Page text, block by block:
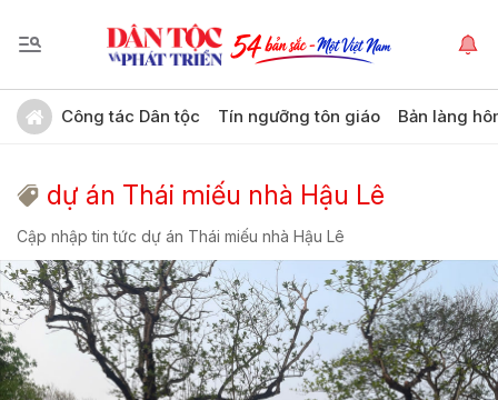
Công tác Dân tộc Tín ngưỡng tôn giáo Bản làng
dự án Thái miếu nhà Hậu Lê
Cập nhập tin tức dự án Thái miếu nhà Hậu Lê